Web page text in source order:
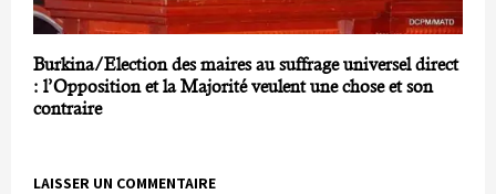
Burkina/Election des maires au suffrage universel direct
: l’Opposition et la Majorité veulent une chose et son
contraire
LAISSER UN COMMENTAIRE